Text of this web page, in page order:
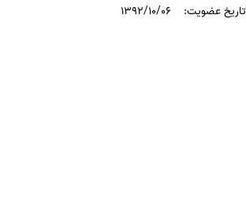
تاریخ عضویت: ۱۳۹۲/۱۰/۰۶